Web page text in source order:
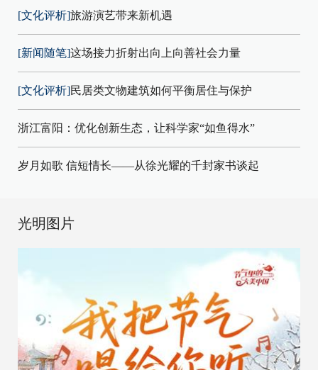
[文化评析]旅游演艺带来新机遇
[新闻随笔]这场接力折射出向上向善社会力量
[文化评析]民居类文物建筑如何平衡居住与保护
浙江富阳：优化创新生态，让科学家“如鱼得水”
岁月如歌 信短情长——从徐光耀的千封家书谈起
光明图片